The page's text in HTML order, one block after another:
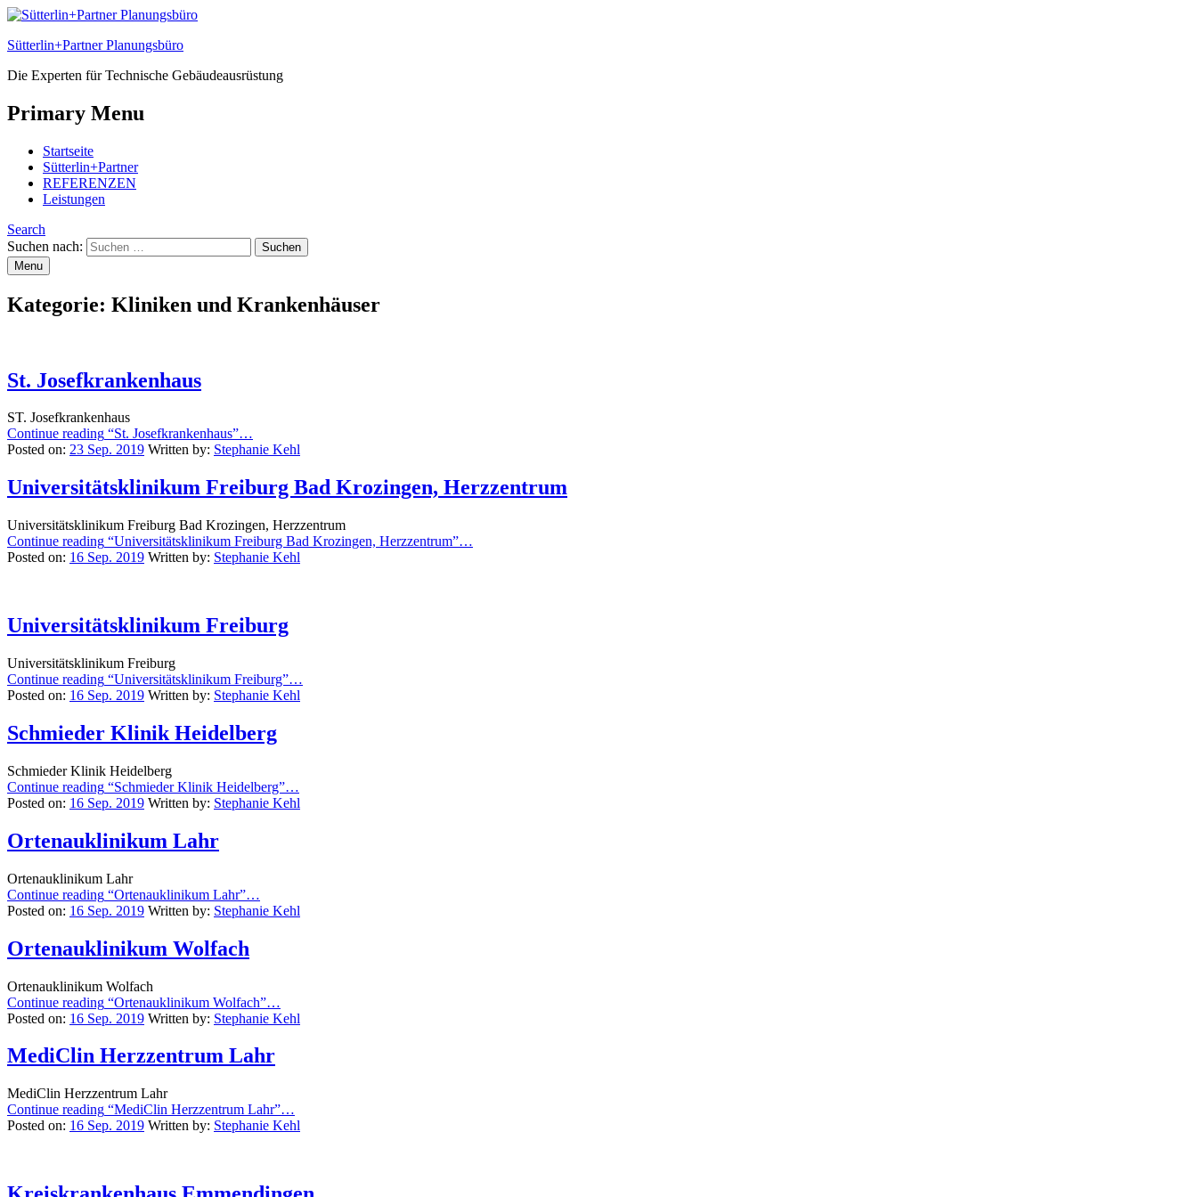
Sütterlin+Partner Planungsbüro
Die Experten für Technische Gebäudeausrüstung
Primary Menu
Startseite
Sütterlin+Partner
REFERENZEN
Leistungen
Search
Suchen nach:
Menu
Kategorie: Kliniken und Krankenhäuser
St. Josefkrankenhaus
ST. Josefkrankenhaus
Continue reading “St. Josefkrankenhaus”…
Posted on: 23 Sep. 2019 Written by: Stephanie Kehl
Universitätsklinikum Freiburg Bad Krozingen, Herzzentrum
Universitätsklinikum Freiburg Bad Krozingen, Herzzentrum
Continue reading “Universitätsklinikum Freiburg Bad Krozingen, Herzzentrum”…
Posted on: 16 Sep. 2019 Written by: Stephanie Kehl
Universitätsklinikum Freiburg
Universitätsklinikum Freiburg
Continue reading “Universitätsklinikum Freiburg”…
Posted on: 16 Sep. 2019 Written by: Stephanie Kehl
Schmieder Klinik Heidelberg
Schmieder Klinik Heidelberg
Continue reading “Schmieder Klinik Heidelberg”…
Posted on: 16 Sep. 2019 Written by: Stephanie Kehl
Ortenauklinikum Lahr
Ortenauklinikum Lahr
Continue reading “Ortenauklinikum Lahr”…
Posted on: 16 Sep. 2019 Written by: Stephanie Kehl
Ortenauklinikum Wolfach
Ortenauklinikum Wolfach
Continue reading “Ortenauklinikum Wolfach”…
Posted on: 16 Sep. 2019 Written by: Stephanie Kehl
MediClin Herzzentrum Lahr
MediClin Herzzentrum Lahr
Continue reading “MediClin Herzzentrum Lahr”…
Posted on: 16 Sep. 2019 Written by: Stephanie Kehl